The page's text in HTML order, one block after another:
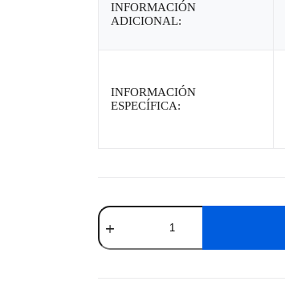
INFORMACIÓN
ADICIONAL:
INFORMACIÓN
ESPECÍFICA:
Lavavajillas
James
14
Cubiertos